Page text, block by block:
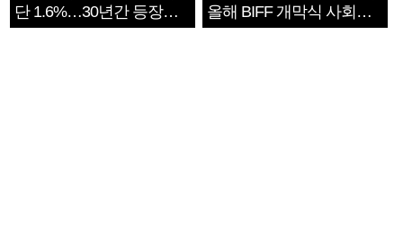
단 1.6%…30년간 등장
1182개팀 전수조사
올해 BIFF 개막식 사회자
확정